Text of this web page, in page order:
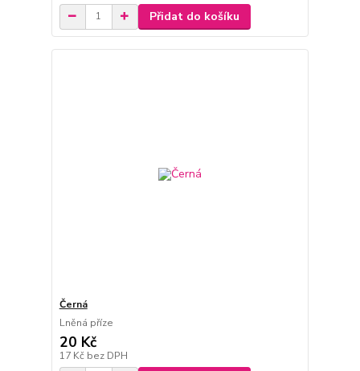
Přidat do košíku
Černá
Lněná příze
20 Kč
17 Kč bez DPH